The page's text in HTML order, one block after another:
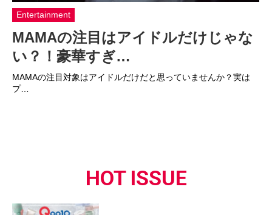
Entertainment
MAMAの注目はアイドルだけじゃな
い？！豪華すぎ…
MAMAの注目対象はアイドルだけだと思っていませんか？実は
プ…
HOT ISSUE